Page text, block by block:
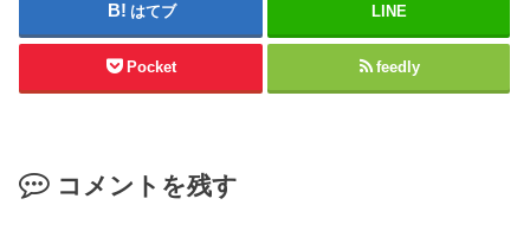
はてブ LINE
Pocket feedly
コメントを残す